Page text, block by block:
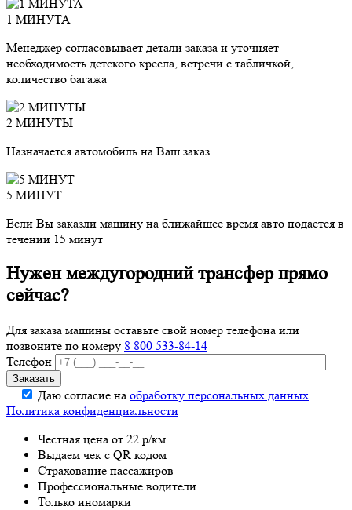
1 МИНУТА
Менеджер согласовывает детали заказа и уточняет
необходимость детского кресла, встречи с табличкой,
количество багажа
2 МИНУТЫ
Назначается автомобиль на Ваш заказ
5 МИНУТ
Если Вы заказли машину на ближайшее время авто подается в
течении 15 минут
Нужен междугородний трансфер прямо
сейчас?
Для заказа машины оставьте свой номер телефона или
позвоните по номеру 8 800 533-84-14
Телефон
Даю согласие на обработку персональных данных.
Политика конфиденциальности
Честная цена от 22 р/км
Выдаем чек с QR кодом
Страхование пассажиров
Профессиональные водители
Только иномарки